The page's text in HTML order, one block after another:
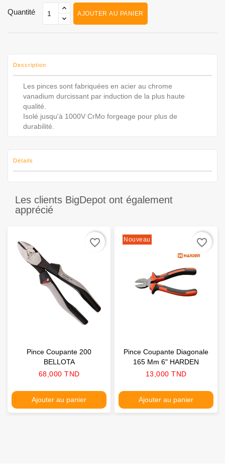
Quantité AJOUTER AU PANIER
Description
Les pinces sont fabriquées en acier au chrome
vanadium durcissant par induction de la plus haute
qualité.
Isolé jusqu'à 1000V CrMo forgeage pour plus de
durabilité.
Détails
Les clients BigDepot ont également
apprécié
Pince Coupante 200
BELLOTA
Prix
68,000 TND
Ajouter au panier
favorite_border Nouveau
Pince Coupante Diagonale
165 Mm 6" HARDEN
Prix
13,000 TND
Ajouter au panier
favorite_border